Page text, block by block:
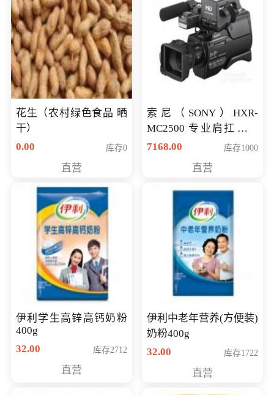
花生（农村绿色食品 晒
干）
0.00
库存0
直营
索尼（SONY）HXR-
MC2500 专业肩扛式存
储卡全高清摄录一体机
清入门级摄像机
7168.00 库存1000
直营
伊利学生高锌高钙奶粉
400g
32.00
库存2712
直营
伊利中老年营养(方便装)
奶粉400g
32.00
库存1722
直营